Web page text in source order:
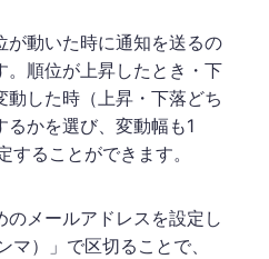
が動いた時に通知を送るの
。順位が上昇したとき・下
動した時（上昇・下落どち
るかを選び、変動幅も1
することができます。
のメールアドレスを設定し
マ）」で区切ることで、